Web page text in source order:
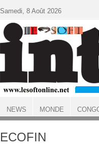
ACCUEIL
ECOFIN
Samedi, 8 Août 2026
NEWS MONDE